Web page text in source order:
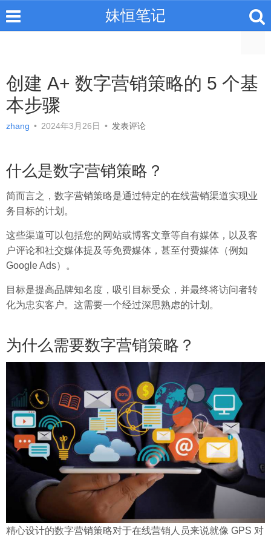
妹恒笔记
创建 A+ 数字营销策略的 5 个基
本步骤
zhang • 2024年3月26日 • 发表评论
什么是数字营销策略？
简而言之，数字营销策略是通过特定的在线营销渠道实现业
务目标的计划。
这些渠道可以包括您的网站或博客文章等自有媒体，以及客
户评论和社交媒体提及等免费媒体，甚至付费媒体（例如
Google Ads）。
目标是提高品牌知名度，吸引目标受众，并最终将访问者转
化为忠实客户。这需要一个经过深思熟虑的计划。
为什么需要数字营销策略？
精心设计的数字营销策略对于在线营销人员来说就像 GPS 对